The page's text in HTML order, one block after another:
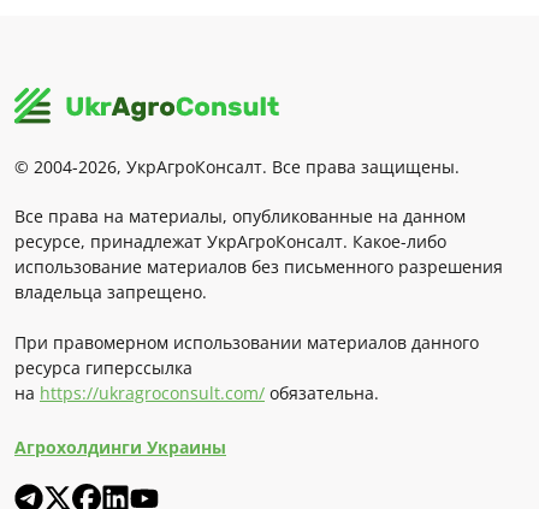
© 2004-2026, УкрАгроКонсалт. Все права защищены.
Все права на материалы, опубликованные на данном
ресурсе, принадлежат УкрАгроКонсалт. Какое-либо
использование материалов без письменного разрешения
владельца запрещено.
При правомерном использовании материалов данного
ресурса гиперссылка
на https://ukragroconsult.com/ обязательна.
Агрохолдинги Украины